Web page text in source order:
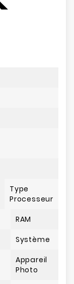
Type
Processeur
RAM
Système
Appareil
Photo